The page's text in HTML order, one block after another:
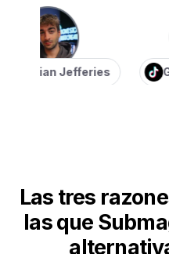
Jefferies
Las tres
las que